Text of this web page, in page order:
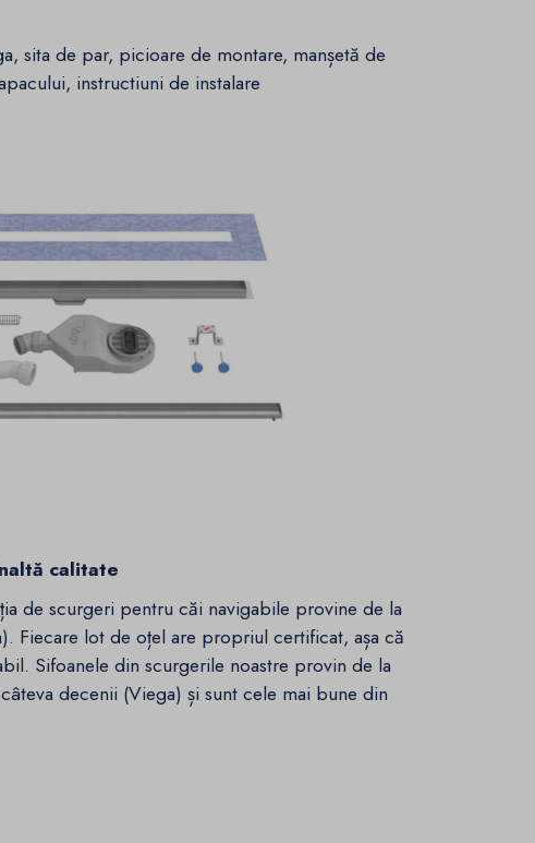
sita de par, picioare de montare, manșetă de
instructiuni de instalare
calitate
de scurgeri pentru căi navigabile provine de la
Fiecare lot de oțel are propriul certificat, așa că
Sifoanele din scurgerile noastre provin de la
decenii (Viega) și sunt cele mai bune din